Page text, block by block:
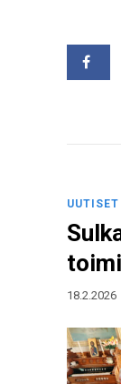
UUTISET
18.2.2026